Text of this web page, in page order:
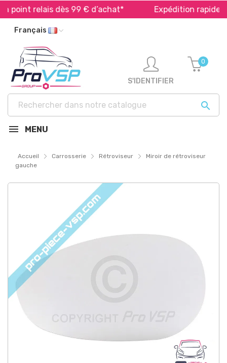
relais dès 99 € d’achat* Expédition rapide
Français

S'IDENTIFIER
0
MENU
Accueil Carrosserie Rétroviseur
Miroir de rétroviseur
gauche